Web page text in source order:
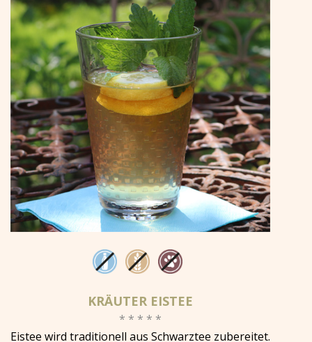
KRÄUTER EISTEE
* * * * *
Eistee wird traditionell aus Schwarztee zubereitet.